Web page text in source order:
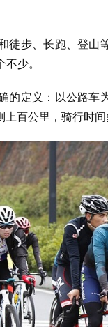
徒步、长跑、登山
少。
的定义：以公路车
百公里，骑行时间